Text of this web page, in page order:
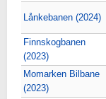
Lånkebanen (2024)
Finnskogbanen
(2023)
Momarken Bilbane
(2023)